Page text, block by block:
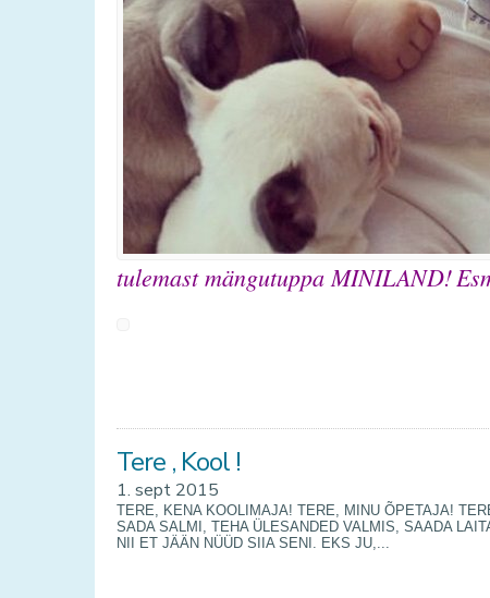
tulemast mängutuppa MINILAND!
Tere , Kool !
1. sept 2015
TERE, KENA KOOLIMAJA! TERE, MINU ÕPETAJA!
SADA SALMI, TEHA ÜLESANDED VALMIS, SAADA
NII ET JÄÄN NÜÜD SIIA SENI. EKS JU,...